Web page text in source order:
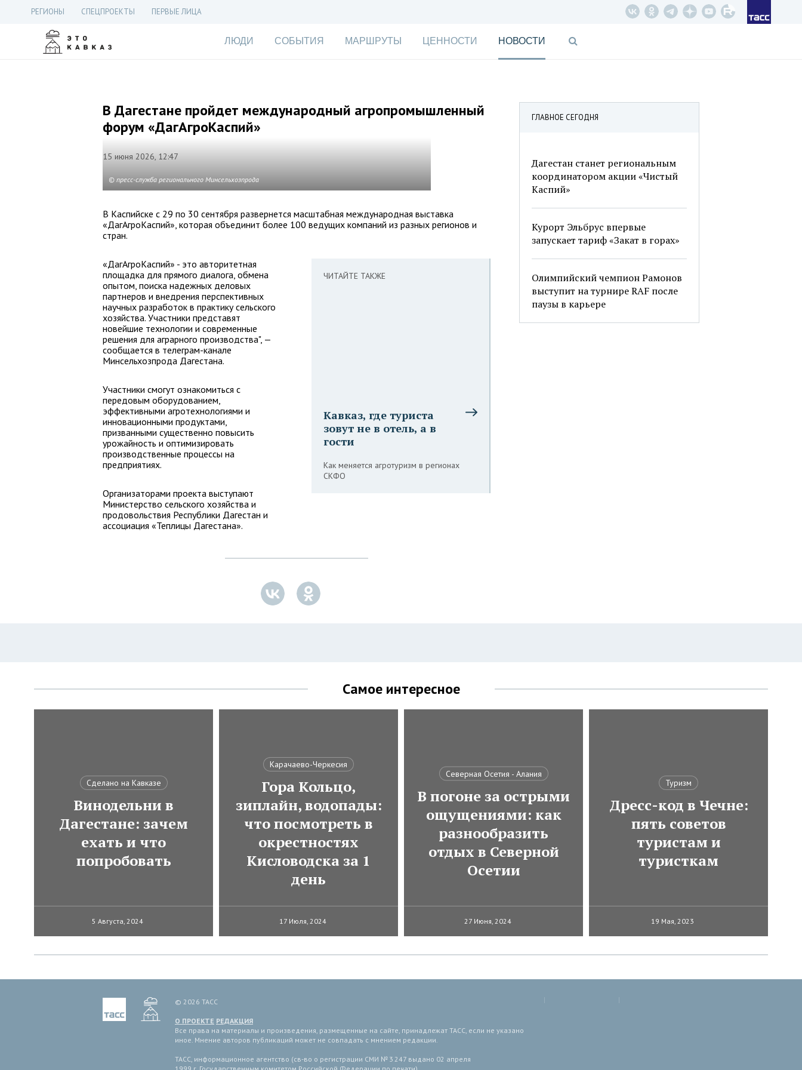
РЕГИОНЫ СПЕЦПРОЕКТЫ ПЕРВЫЕ ЛИЦА
ЛЮДИ СОБЫТИЯ МАРШРУТЫ ЦЕННОСТИ НОВОСТИ
ГЛАВНОЕ СЕГОДНЯ
Дагестан станет региональным
координатором акции «Чистый
Каспий»
Курорт Эльбрус впервые
запускает тариф «Закат в горах»
Олимпийский чемпион Рамонов
выступит на турнире RAF после
паузы в карьере
В Дагестане пройдет международный агропромышленный
форум «ДагАгроКаспий»
15 июня 2026, 12:47
© пресс-служба регионального Минсельхозпрода
В Каспийске с 29 по 30 сентября развернется масштабная международная выставка
«ДагАгроКаспий», которая объединит более 100 ведущих компаний из разных регионов и
стран.
ЧИТАЙТЕ ТАКЖЕ
Кавказ, где туриста
зовут не в отель, а в
гости
Как меняется агротуризм в регионах
СКФО
«ДагАгроКаспий» - это авторитетная
площадка для прямого диалога, обмена
опытом, поиска надежных деловых
партнеров и внедрения перспективных
научных разработок в практику сельского
хозяйства. Участники представят
новейшие технологии и современные
решения для аграрного производства", —
сообщается в телеграм-канале
Минсельхозпрода Дагестана.
Участники смогут ознакомиться с
передовым оборудованием,
эффективными агротехнологиями и
инновационными продуктами,
призванными существенно повысить
урожайность и оптимизировать
производственные процессы на
предприятиях.
Организаторами проекта выступают
Министерство сельского хозяйства и
продовольствия Республики Дагестан и
ассоциация «Теплицы Дагестана».
Самое интересное
Сделано на Кавказе
Винодельни в
Дагестане: зачем
ехать и что
попробовать
5 Августа, 2024
Карачаево-Черкесия
Гора Кольцо,
зиплайн, водопады:
что посмотреть в
окрестностях
Кисловодска за 1
день
17 Июля, 2024
Северная Осетия - Алания
В погоне за острыми
ощущениями: как
разнообразить
отдых в Северной
Осетии
27 Июня, 2024
Туризм
Дресс-код в Чечне:
пять советов
туристам и
туристкам
19 Мая, 2023
© 2026 ТАСС
О ПРОЕКТЕ РЕДАКЦИЯ
Все права на материалы и произведения, размещенные на сайте, принадлежат ТАСС, если не указано
иное. Мнение авторов публикаций может не совпадать с мнением редакции.
ТАСС, информационное агентство (св-во о регистрации СМИ № 3 247 выдано 02 апреля